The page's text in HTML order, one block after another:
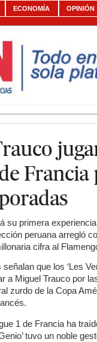
ECONOMÍA OPINIÓN
su primera
peruana arregló
cifra al
que los ‘Les
a Miguel Trauco por
zurdo de la Copa
1 de Francia ha
tuvo un noble